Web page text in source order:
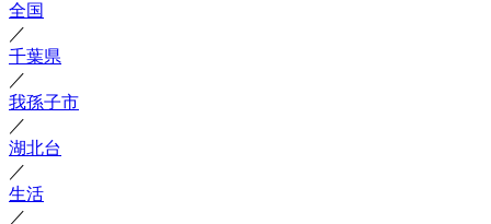
全国
／
千葉県
／
我孫子市
／
湖北台
／
生活
／